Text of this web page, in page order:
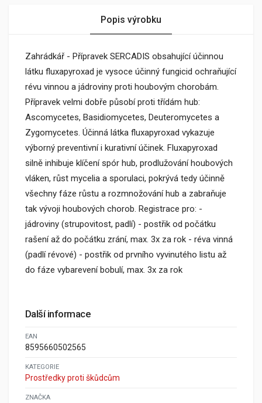
Popis výrobku
Zahrádkář - Přípravek SERCADIS obsahující účinnou
látku fluxapyroxad je vysoce účinný fungicid ochraňující
révu vinnou a jádroviny proti houbovým chorobám.
Přípravek velmi dobře působí proti třídám hub:
Ascomycetes, Basidiomycetes, Deuteromycetes a
Zygomycetes. Účinná látka fluxapyroxad vykazuje
výborný preventivní i kurativní účinek. Fluxapyroxad
silně inhibuje klíčení spór hub, prodlužování houbových
vláken, růst mycelia a sporulaci, pokrývá tedy účinně
všechny fáze růstu a rozmnožování hub a zabraňuje
tak vývoji houbových chorob. Registrace pro: -
jádroviny (strupovitost, padlí) - postřik od počátku
rašení až do počátku zrání, max. 3x za rok - réva vinná
(padlí révové) - postřik od prvního vyvinutého listu až
do fáze vybarevení bobulí, max. 3x za rok
Další informace
EAN
8595660502565
KATEGORIE
Prostředky proti škůdcům
ZNAČKA